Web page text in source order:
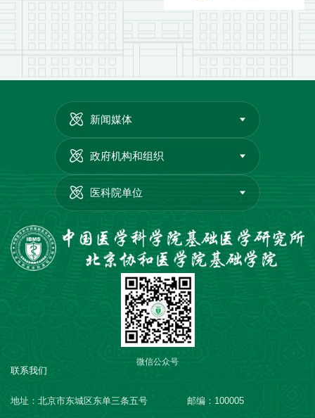
新闻媒体
政府机构和组织
医科院单位
联系我们
地址：北京市东城区东单三条五号 邮编：100005
微信公众号